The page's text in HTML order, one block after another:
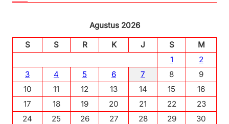
Agustus 2026
S
S R K J S
M
1
2
3
4 5 6 7 8
9
10
11 12 13 14 15
16
17
18 19 20 21 22
23
24
25 26 27 28 29
30